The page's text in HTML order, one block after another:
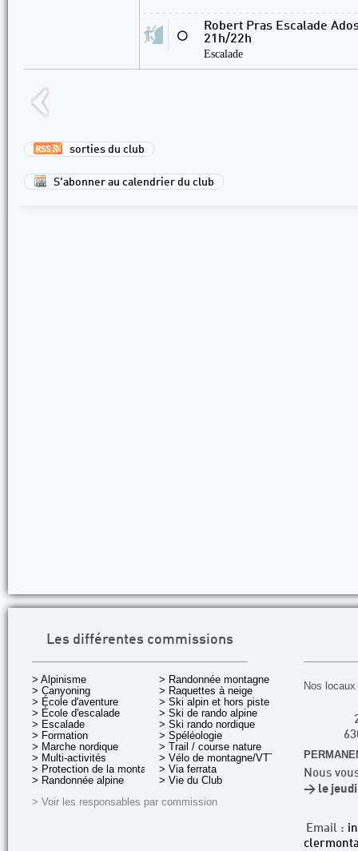
⚪
Robert Pras Escalade
21h/22h
Escalade
sorties du club
S'abonner au calendrier du club
Les différentes commissions
> Alpinisme
> Canyoning
> École d'aventure
> École d'escalade
> Escalade
> Formation
> Marche nordique
> Multi-activités
> Protection de la montagne
> Randonnée alpine
> Randonnée montagne
> Raquettes à neige
> Ski alpin et hors piste
> Ski de rando alpine
> Ski rando nordique
> Spéléologie
> Trail / course nature
> Vélo de montagne/VTT
> Via ferrata
> Vie du Club
> Voir les responsables par commission
Nos
Nous
> le jeudi
Email :